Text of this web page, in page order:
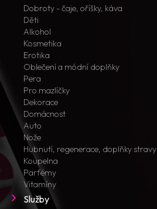
Dobroty - čaje, oříšky, káva
Děti
Alkohol
Kosmetika
Erotika
Oblečení a módní doplňky
Pera
Pro mazlíčky
Dekorace
Domácnost
Auto
Nože
Hubnutí, regenerace, doplňky stravy
Koupelna
Parfémy
Vitamíny
Služby